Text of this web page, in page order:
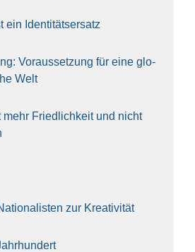
ein Iden­ti­täts­er­satz
Vor­aus­set­zung für eine glo­
Welt
mehr Fried­lich­keit und nicht
zur Krea­ti­vi­tät